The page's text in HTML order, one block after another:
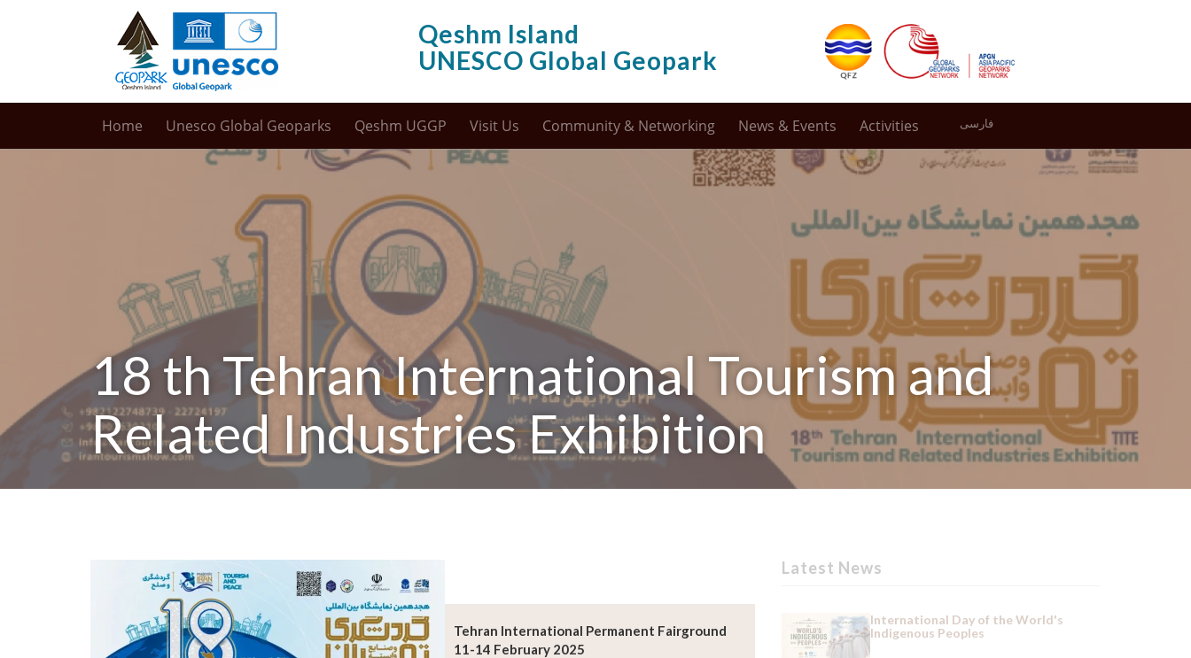
Qeshm Island
UNESCO Global Geopark
Home Unesco Global Geoparks Qeshm UGGP Visit Us Community & Networking News & Events Activities فارسی
18 th Tehran International Tourism and
Related Industries Exhibition
Tehran International Permanent Fairground
11-14 February 2025
Latest News
International Day of the World's
Indigenous Peoples